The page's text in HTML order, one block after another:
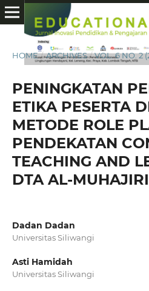
HOME / ARCHIVES / VOL. 6 NO. 2
PENINGKATAN
ETIKA PESERTA
METODE ROLE
PENDEKATAN
TEACHING AND
DTA AL-
Dadan Dadan
Universitas Siliwangi
Asti Hamidah
Universitas Siliwangi